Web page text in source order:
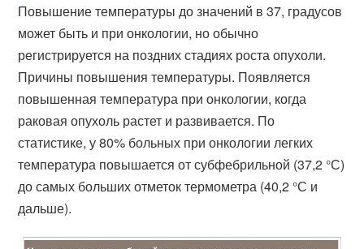
Повышение температуры до значений в 37, градусов
может быть и при онкологии, но обычно
регистрируется на поздних стадиях роста опухоли.
Причины повышения температуры. Появляется
повышенная температура при онкологии, когда
раковая опухоль растет и развивается. По
статистике, у 80% больных при онкологии легких
температура повышается от субфебрильной (37,2 °С)
до самых больших отметок термометра (40,2 °С и
дальше).